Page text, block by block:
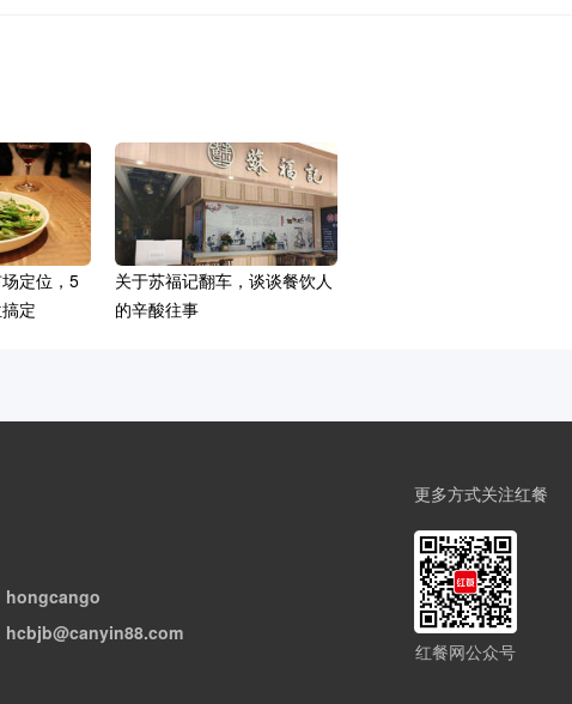
定位，5
定
关于苏福记翻车，谈谈餐饮人
的辛酸往事
hongcango
hcbjb@canyin88.com
更多方式关注红餐
红餐网公众号